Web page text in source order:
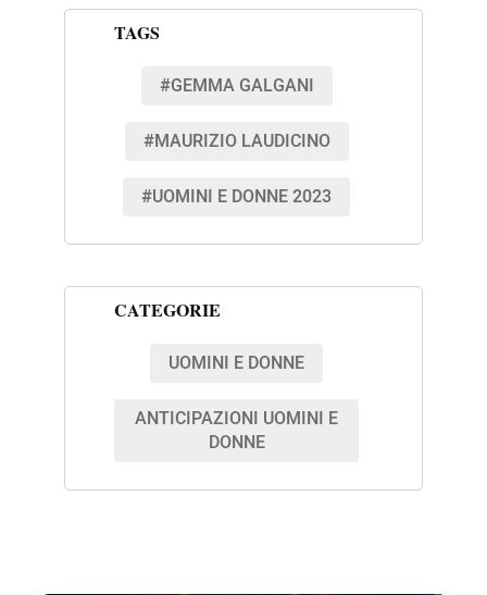
TAGS
#GEMMA GALGANI
#MAURIZIO LAUDICINO
#UOMINI E DONNE 2023
CATEGORIE
UOMINI E DONNE
ANTICIPAZIONI UOMINI E
DONNE